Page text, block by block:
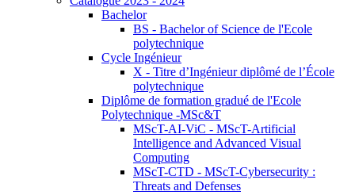
Bachelor
BS - Bachelor of Science de l'Ecole
polytechnique
Cycle Ingénieur
X - Titre d’Ingénieur diplômé de l’École
polytechnique
Diplôme de formation gradué de l'Ecole
Polytechnique -MSc&T
MScT-AI-ViC - MScT-Artificial
Intelligence and Advanced Visual
Computing
MScT-CTD - MScT-Cybersecurity :
Threats and Defenses